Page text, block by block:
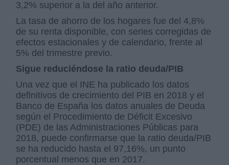
3,2% superior a la del año anterior.
La tasa de ahorro de los hogares fue del 4,8%
de su renta disponible, con series corregidas de
efectos estacionales y de calendario, frente al
5% del trimestre previo.
Sigue reduciéndose la ratio deuda/PIB
Una vez que el INE ha publicado los datos
definitivos de crecimiento del PIB en 2018 y el
Banco de España los datos anuales de Deuda
según el Procedimiento de Déficit Excesivo
(PDE) de las Administraciones Públicas para
2018, puede confirmarse que la ratio deuda/PIB
se ha reducido hasta el 97,16%, un punto
porcentual menos que en 2017.